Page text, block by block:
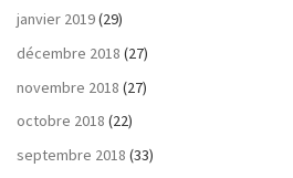
janvier 2019(29)
décembre 2018 (27)
novembre 2018 (27)
octobre 2018 (22)
septembre 2018 (33)